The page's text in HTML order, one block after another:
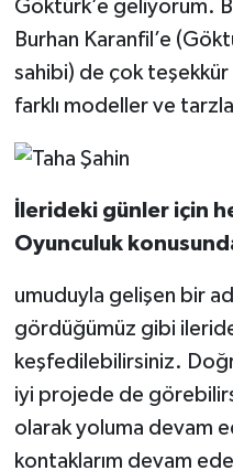
Göktürk’e geliyorum.
Burhan Karanfil’e
sahibi) de çok
farklı modeller ve
İlerideki günler için
Oyunculuk
umuduyla gelişen bir
gördüğümüz gibi
keşfedilebilirsiniz.
iyi projede de
olarak yoluma devam
kontaklarım devam